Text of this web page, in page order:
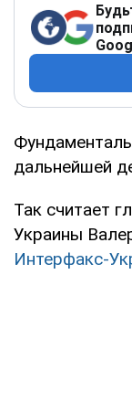
дальнейшей
Так считает
Украины
Интерфакс-